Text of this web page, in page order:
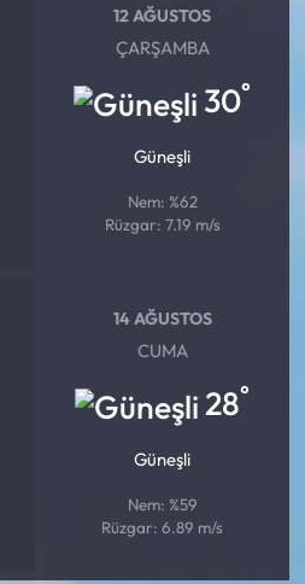
12 AĞUSTOS
ÇARŞAMBA
30°
Güneşli
Nem: %62
Rüzgar: 7.19 m/s
14 AĞUSTOS
CUMA
28°
Güneşli
Nem: %59
Rüzgar: 6.89 m/s